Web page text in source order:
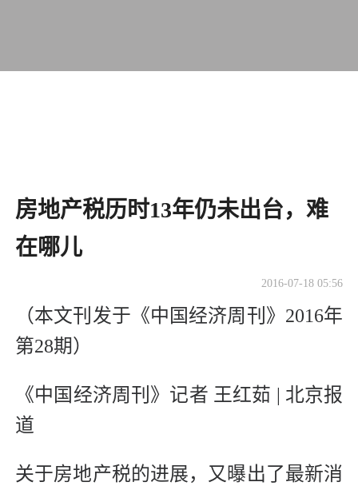
房地产税历时13年仍未出台，难
在哪儿
2016-07-18 05:56
（本文刊发于《中国经济周刊》2016年
第28期）
《中国经济周刊》记者 王红茹 | 北京报
道
关于房地产税的进展，又曝出了最新消